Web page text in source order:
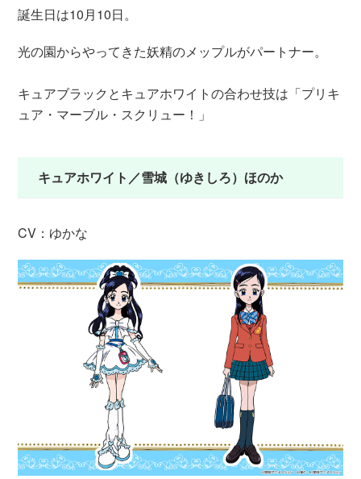
誕生日は10月10日。
光の園からやってきた妖精のメップルがパートナー。
キュアブラックとキュアホワイトの合わせ技は「プリキ
ュア・マーブル・スクリュー！」
キュアホワイト／雪城（ゆきしろ）ほのか
CV：ゆかな